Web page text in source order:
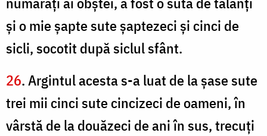
şi o mie şapte sute şaptezeci şi cinci de
sicli, socotit după siclul sfânt.
26. Argintul acesta s-a luat de la şase sute
trei mii cinci sute cincizeci de oameni, în
vârstă de la douăzeci de ani în sus, trecuţi